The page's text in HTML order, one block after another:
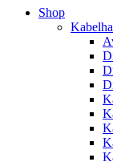
Shop